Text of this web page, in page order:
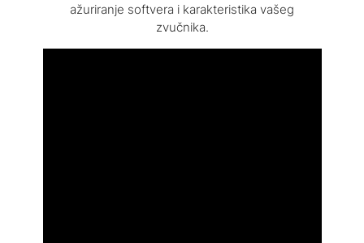
ažuriranje softvera i karakteristika vašeg
zvučnika.